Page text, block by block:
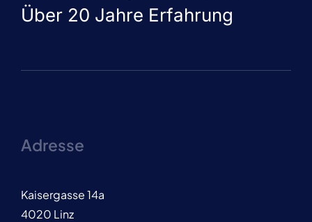
Über 20 Jahre Erfahrung
Adresse
Kaisergasse 14a
4020 Linz